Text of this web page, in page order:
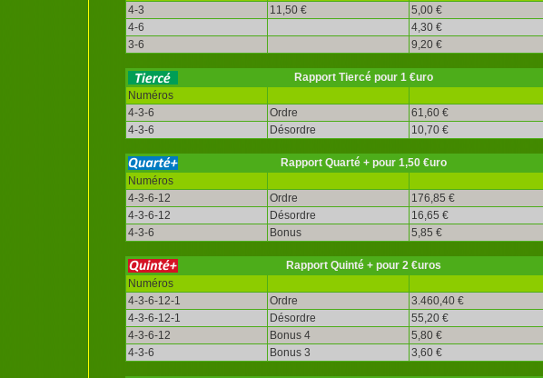
4-3
11,50 €
5,00 €
4-6
4,30 €
3-6
9,20 €
Rapport Tiercé pour 1 €uro
Numéros
4-3-6
Ordre
61,60 €
4-3-6
Désordre 10,70 €
Rapport Quarté + pour 1,50 €uro
Numéros
4-3-6-12
Ordre
176,85 €
4-3-6-12
Désordre
16,65 €
4-3-6
Bonus 5,85 €
Rapport Quinté + pour 2 €uros
Numéros
4-3-6-12-1
Ordre
3.460,40 €
4-3-6-12-1
Désordre
55,20 €
4-3-6-12
Bonus 4
5,80 €
4-3-6
Bonus 3 3,60 €